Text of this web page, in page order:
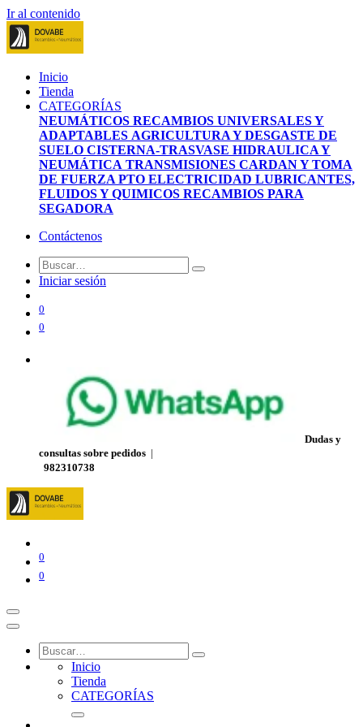
Ir al contenido
Inicio
Tienda
CATEGORÍAS
NEUMÁTICOS RECAMBIOS UNIVERSALES Y
ADAPTABLES AGRICULTURA Y DESGASTE DE
SUELO CISTERNA-TRASVASE HIDRAULICA Y
NEUMÁTICA TRANSMISIONES CARDAN Y TOMA
DE FUERZA PTO ELECTRICIDAD LUBRICANTES,
FLUIDOS Y QUIMICOS RECAMBIOS PARA
SEGADORA
Contáctenos
Iniciar sesión
0
0
Dudas y
consultas sobre pedidos |
982310738
0
0
Inicio
Tienda
CATEGORÍAS